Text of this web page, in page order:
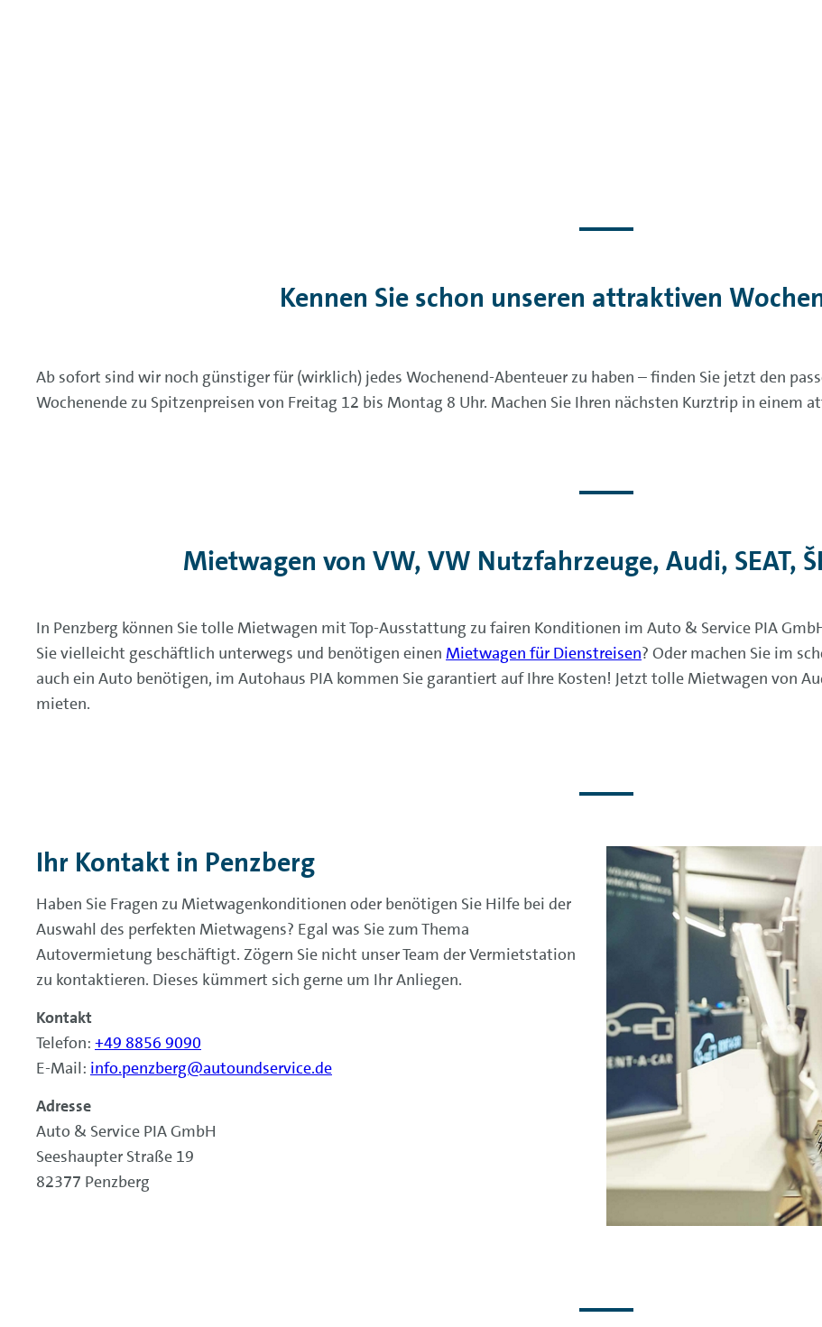
Kennen Sie schon unseren attraktiven
Ab sofort sind wir noch günstiger für (wirklich) jedes Wochenend-Abenteuer zu haben – finden Sie jetzt den
Wochenende zu Spitzenpreisen von Freitag 12 bis Montag 8 Uhr. Machen Sie Ihren nächsten Kurztrip in
Mietwagen von VW, VW Nutzfahrzeuge, Audi, SEAT,
In Penzberg können Sie tolle Mietwagen mit Top-Ausstattung zu fairen Konditionen im Auto & Service PIA
Sie vielleicht geschäftlich unterwegs und benötigen einen Mietwagen für Dienstreisen? Oder machen Sie im
auch ein Auto benötigen, im Autohaus PIA kommen Sie garantiert auf Ihre Kosten! Jetzt tolle Mietwagen von
mieten.
Ihr Kontakt in Penzberg
Haben Sie Fragen zu Mietwagenkonditionen oder benötigen Sie Hilfe bei der
Auswahl des perfekten Mietwagens? Egal was Sie zum Thema
Autovermietung beschäftigt. Zögern Sie nicht unser Team der Vermietstation
zu kontaktieren. Dieses kümmert sich gerne um Ihr Anliegen.
Kontakt
Telefon: +49 8856 9090
E-Mail: info.penzberg@autoundservice.de
Adresse
Auto & Service PIA GmbH
Seeshaupter Straße 19
82377 Penzberg